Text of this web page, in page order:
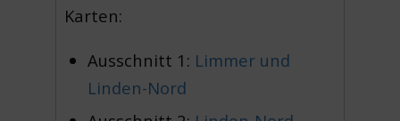
Karten:
Ausschnitt 1: Limmer und
Linden-Nord